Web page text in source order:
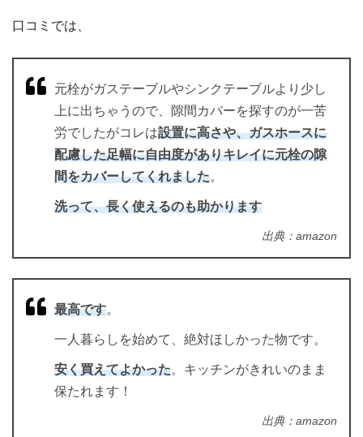
口コミでは、
元栓がガステーブルやシンクテーブルより少し
上に出ちゃうので、隙間カバーを探すのが一苦
労でしたがコレは設置に高さや、ガスホースに
配慮した足幅に自由度がありキレイに元栓の隙
間をカバーしてくれました。
洗って、長く使えるのも助かります
出典：amazon
最高です。
一人暮らしを始めて、絶対ほしかった物です。
安く買えてよかった。キッチンがきれいのまま
保たれます！
出典：amazon